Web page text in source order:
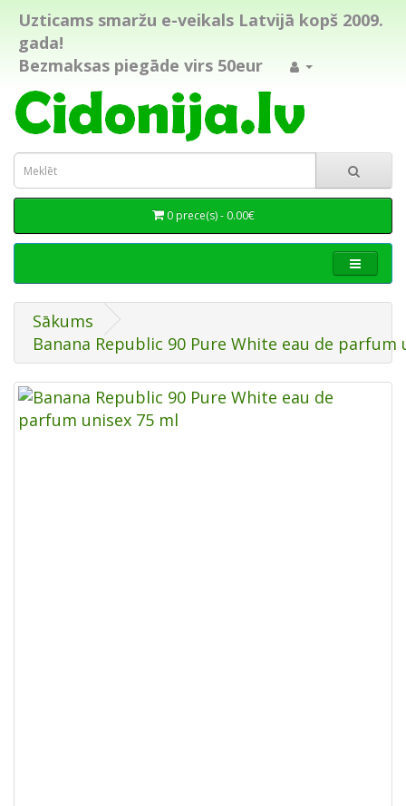
Uzticams smaržu e-veikals Latvijā kopš 2009.
gada!
Bezmaksas piegāde virs 50eur
0 prece(s) - 0.00€
Sākums
Banana Republic 90 Pure White eau de parfum